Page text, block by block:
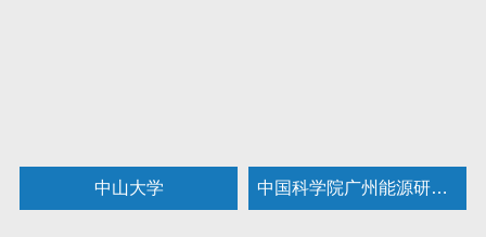
中山大学 中国科学院广州能源研究所